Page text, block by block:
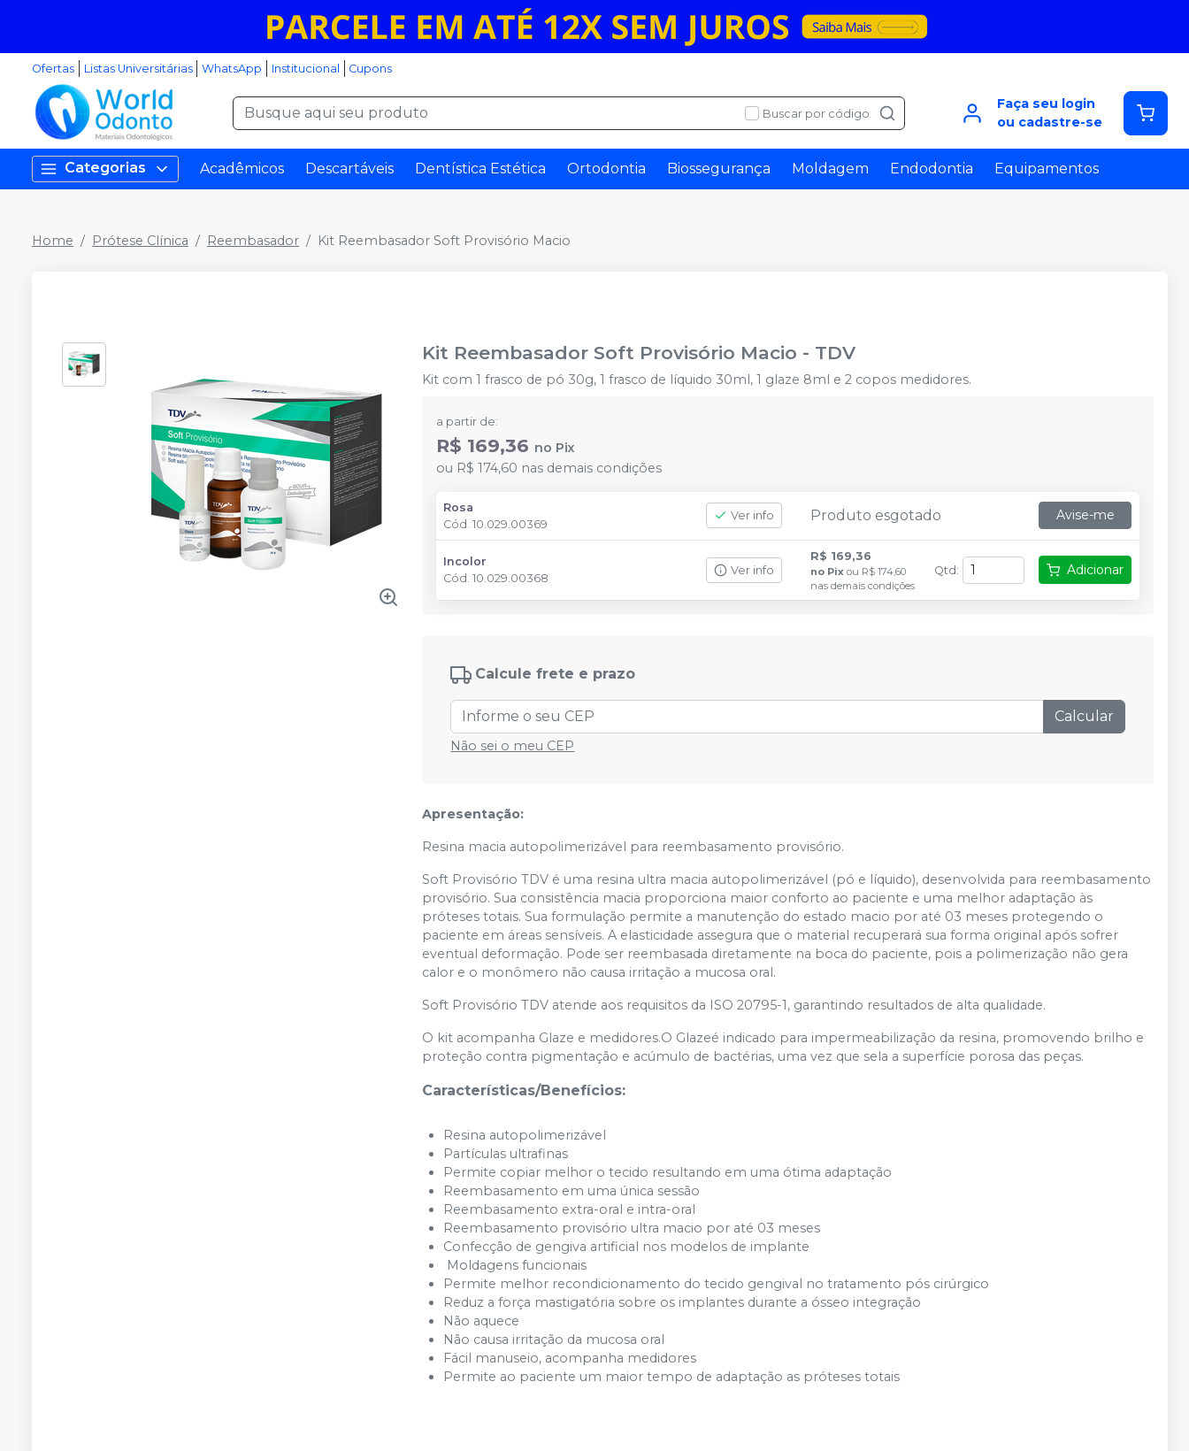
Ofertas Listas Universitárias WhatsApp Institucional Cupons
Buscar por código
Faça seu login
ou cadastre-se
Categorias Acadêmicos Descartáveis Dentística Estética Ortodontia Biossegurança Moldagem Endodontia Equipamentos
Home Prótese Clínica Reembasador Kit Reembasador Soft Provisório Macio
Kit Reembasador Soft Provisório Macio - TDV
Kit com 1 frasco de pó 30g, 1 frasco de líquido 30ml, 1 glaze 8ml e 2 copos medidores.
a partir de:
R$ 169,36 no Pix
ou R$ 174,60 nas demais condições
Rosa
Cód.10.029.00369
Ver info Produto esgotado Avise-me
Incolor
Cód.10.029.00368
Ver info
R$ 169,36
no Pix ou R$ 174,60
nas demais condições
Qtd : Adicionar
Calcule frete e prazo
Calcular
Não sei o meu CEP
Apresentação:
Resina macia autopolimerizável para reembasamento provisório.
Soft Provisório TDV é uma resina ultra macia autopolimerizável (pó e líquido), desenvolvida para reembasamento
provisório. Sua consistência macia proporciona maior conforto ao paciente e uma melhor adaptação às
próteses totais. Sua formulação permite a manutenção do estado macio por até 03 meses protegendo o
paciente em áreas sensíveis. A elasticidade assegura que o material recuperará sua forma original após sofrer
eventual deformação. Pode ser reembasada diretamente na boca do paciente, pois a polimerização não gera
calor e o monômero não causa irritação a mucosa oral.
Soft Provisório TDV atende aos requisitos da ISO 20795-1, garantindo resultados de alta qualidade.
O kit acompanha Glaze e medidores.O Glazeé indicado para impermeabilização da resina, promovendo brilho e
proteção contra pigmentação e acúmulo de bactérias, uma vez que sela a superfície porosa das peças.
Características/Benefícios:
Resina autopolimerizável
Partículas ultrafinas
Permite copiar melhor o tecido resultando em uma ótima adaptação
Reembasamento em uma única sessão
Reembasamento extra-oral e intra-oral
Reembasamento provisório ultra macio por até 03 meses
Confecção de gengiva artificial nos modelos de implante
Moldagens funcionais
Permite melhor recondicionamento do tecido gengival no tratamento pós cirúrgico
Reduz a força mastigatória sobre os implantes durante a ósseo integração
Não aquece
Não causa irritação da mucosa oral
Fácil manuseio, acompanha medidores
Permite ao paciente um maior tempo de adaptação as próteses totais